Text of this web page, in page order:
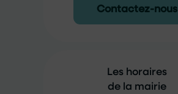
Contactez-nous
Les horaires
de la mairie